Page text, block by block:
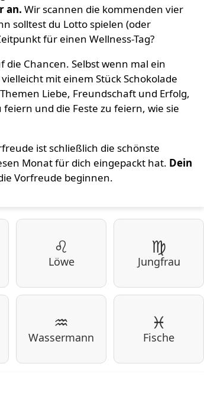
an. Wir scannen die kommenden vier
solltest du Lotto spielen (oder
für einen Wellness-Tag?
Chancen. Selbst wenn mal ein
mit einem Stück Schokolade
Liebe, Freundschaft und Erfolg,
und die Feste zu feiern, wie sie
ist schließlich die schönste
Monat für dich eingepackt hat. Dein
Vorfreude beginnen.
♌
Löwe
♍
Jungfrau
♒
Wassermann
♓
Fische